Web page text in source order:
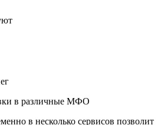
в различные МФО
в несколько сервисов позволит